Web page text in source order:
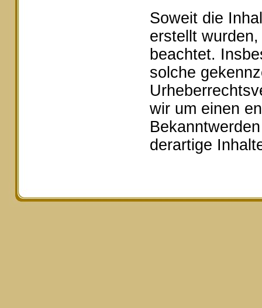
Soweit die
erstellt
beachtet.
solche
wir um einen
derartige